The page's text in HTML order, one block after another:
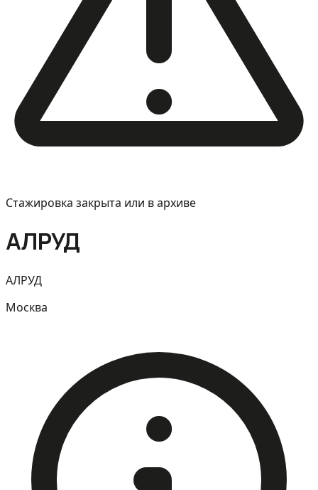
Стажировка закрыта или в архиве
АЛРУД
АЛРУД
Москва